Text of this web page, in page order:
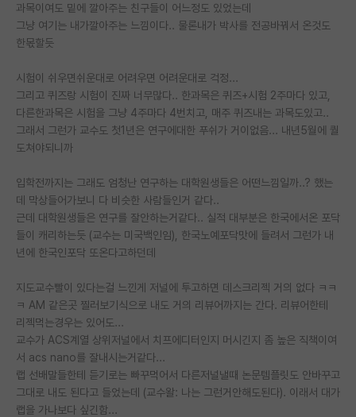
학부 인턴 게시판
임용 후기 게시판
PI 전용 게시판
인문사회 계열 게시판
특수/전문대학원 게시판
반도체/AI 게시판
장학금/장학생 게시판
홍보 게시판
커리어
유학교육
이벤트
과목이여도 밑에 깔아주는 친구들이 어느정도 있었는데
그냥 여기는 내가깔아주는 느낌이다.. 물론내가 박사를 전공바꿔서 온것도
한몫할듯
시험이 쉬우면쉬운대로 어려우면 어려운대로 걱정...
그리고 퀴즈랑 시험이 진짜 너무많다.. 한과목은 퀴즈+시험 2주마다 있고,
다른한과목은 시험을 그냥 4주마다 4번치고, 매주 퀴즈내는 과목도있고..
그래서 그런가 교수도 첫1년은 연구에대한 푸쉬가 거이없음... 내년5월에 퀄
도쳐야되니까
입학전까지는 그래도 엄청난 연구하는 대학원생들은 어떤느낌일까..? 했는
데 막상들어가보니 다 비슷한 사람들인거 같다..
근데 대학원생들은 연구를 잘안하는거같다.. 실적 대부분은 한국에서온 포닥
들이 캐리하는듯 (교수는 미국백인임), 한국노예포닥맛에 들려서 그런가 내
년에 한국인포닥 또온다고하던데
지도교수빨이 있다는걸 느낀게 저널에 투고하면 데스크리젝 거의 없다 ㅋㅋ
ㅋ AM 같은곳 찔러보기식으로 내도 거의 리뷰어까지는 간다. 리뷰어한테
리젝먹는경우는 있어도...
교수가 ACS계열 상위저널에서 치프에디터인지 머시긴지 좀 높은 직책이여
서 acs nano를 잘내시는거같다...
랩 선배말들한테 듣기로는 빠꾸먹어서 다른저널낼때 논문템플릿도 안바꾸고
그대로 내도 된다고 들었는데 (교수왈: 나는 그런거안해도된다). 이래서 대가
랩을 가나보다 싶긴함...